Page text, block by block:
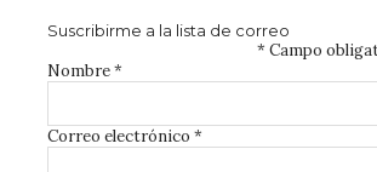
Suscribirme a la lista de correo
* Campo
Nombre*
Correo electrónico *